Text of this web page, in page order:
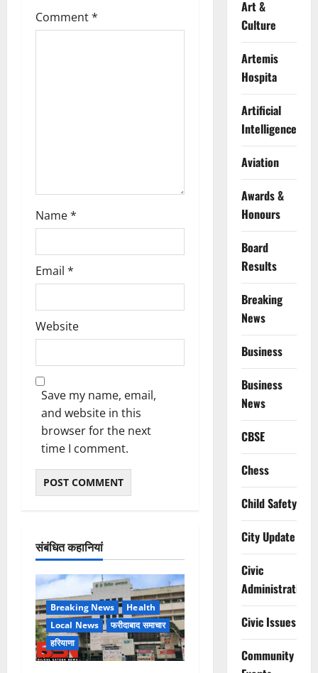
a
Comment*
Name*
Email *
Website
Save my name, email,
and website in this
browser for the next
time I comment.
संबंधित कहानियां
Breaking News
Health
Local News
फरीदाबाद समाचार
हरियाणा
Art &
Culture
Artemis
Hospita
Artificial
Intelligence
Aviation
Awards &
Honours
Board
Results
Breaking
News
Business
Business
News
CBSE
Chess
Child Safety
City Update
Civic
Administration
Civic Issues
Community